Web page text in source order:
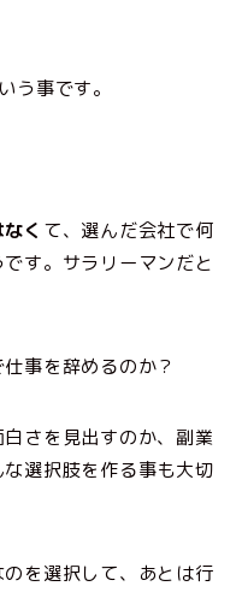
う事です。
く て、選んだ会社で何
す。サラリーマンだと
事を辞めるのか？
さを見出すのか、副業
選択肢を作る事も大切
を選択して、あとは行